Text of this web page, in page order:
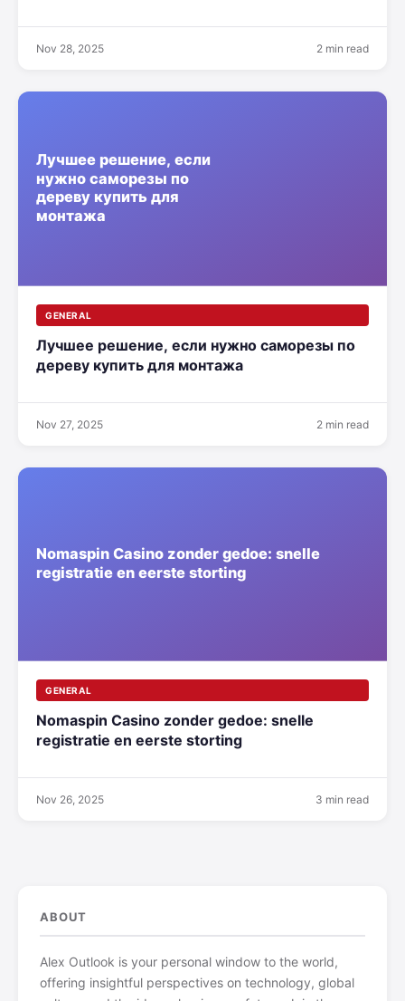
Nov 28, 2025 2 min read
GENERAL
Лучшее решение, если нужно саморезы по
дереву купить для монтажа
Nov 27, 2025 2 min read
GENERAL
Nomaspin Casino zonder gedoe: snelle
registratie en eerste storting
Nov 26, 2025 3 min read
ABOUT
Alex Outlook is your personal window to the world,
offering insightful perspectives on technology, global